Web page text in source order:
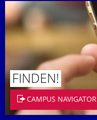
FINDEN!
CAMPUS NAVIGATOR